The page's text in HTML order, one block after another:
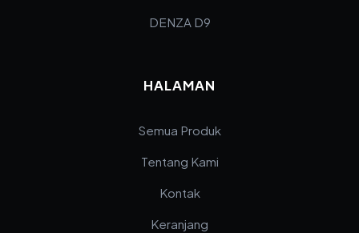
DENZA D9
HALAMAN
Semua Produk
Tentang Kami
Kontak
Keranjang